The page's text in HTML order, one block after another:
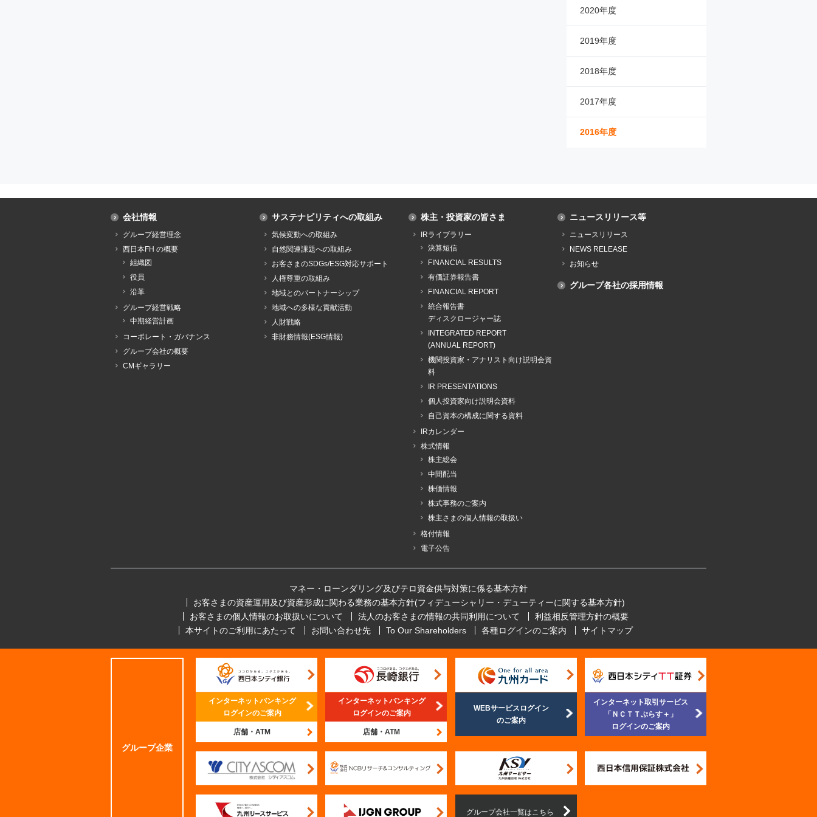
2020年度
2019年度
2018年度
2017年度
2016年度
会社情報
グループ経営理念
西日本FH の概要
組織図
役員
沿革
グループ経営戦略
中期経営計画
コーポレート・ガバナンス
グループ会社の概要
CMギャラリー
サステナビリティへの取組み
気候変動への取組み
自然関連課題への取組み
お客さまのSDGs/ESG対応サポート
人権尊重の取組み
地域とのパートナーシップ
地域への多様な貢献活動
人財戦略
非財務情報(ESG情報)
株主・投資家の皆さま
IRライブラリー
決算短信
FINANCIAL RESULTS
有価証券報告書
FINANCIAL REPORT
統合報告書
ディスクロージャー誌
INTEGRATED REPORT
(ANNUAL REPORT)
機関投資家・アナリスト向け説明会資
料
IR PRESENTATIONS
個人投資家向け説明会資料
自己資本の構成に関する資料
IRカレンダー
株式情報
株主総会
中間配当
株価情報
株式事務のご案内
株主さまの個人情報の取扱い
格付情報
電子公告
ニュースリリース等
ニュースリリース
NEWS RELEASE
お知らせ
グループ各社の採用情報
マネー・ローンダリング及びテロ資金供与対策に係る基本方針
お客さまの資産運用及び資産形成に関わる業務の基本方針(フィデューシャリー・デューティーに関する基本方針)
お客さまの個人情報のお取扱いについて
法人のお客さまの情報の共同利用について
利益相反管理方針の概要
本サイトのご利用にあたって
お問い合わせ先 To Our Shareholders 各種ログインのご案内 サイトマップ
グループ企業
インターネットバンキング
ログインのご案内
店舗・ATM
インターネットバンキング
ログインのご案内
店舗・ATM
WEBサービスログイン
のご案内
インターネット取引サービス
「ＮＣＴＴぷらす＋」
ログインのご案内